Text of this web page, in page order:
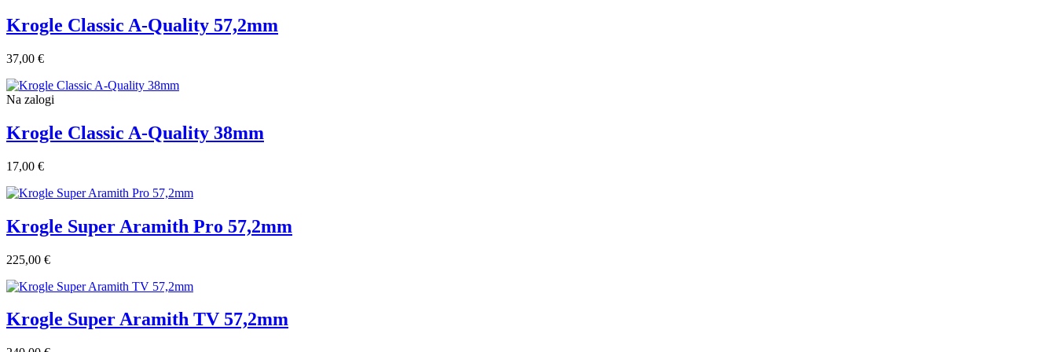
Krogle Classic A-Quality 57,2mm
37,00 €
Na zalogi
Krogle Classic A-Quality 38mm
17,00 €
Krogle Super Aramith Pro 57,2mm
225,00 €
Krogle Super Aramith TV 57,2mm